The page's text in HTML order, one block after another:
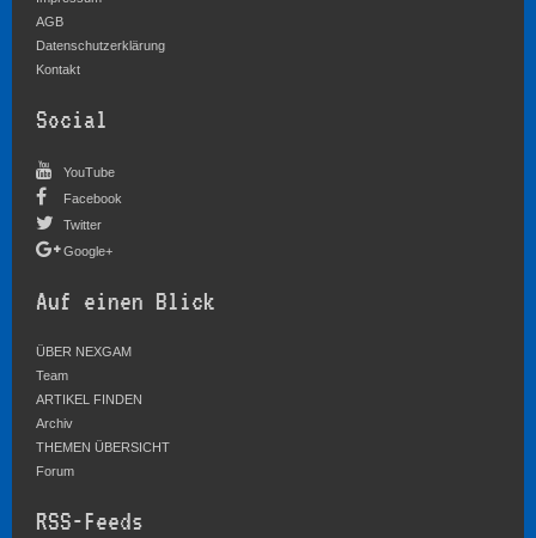
AGB
Datenschutzerklärung
Kontakt
Social
YouTube
Facebook
Twitter
Google+
Auf einen Blick
ÜBER NEXGAM
Team
ARTIKEL FINDEN
Archiv
THEMEN ÜBERSICHT
Forum
RSS-Feeds